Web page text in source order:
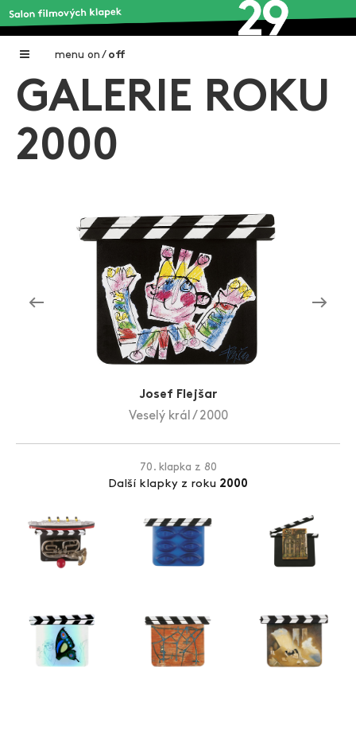
menu on / off
Home
Galerie filmových klapek
O projektu
Aktuální výstavy
Aukce filmových klapek
Zlín Film Festival
GALERIE ROKU
2000
Josef Flejšar
Veselý král / 2000
70. klapka z 80
Další klapky z roku 2000